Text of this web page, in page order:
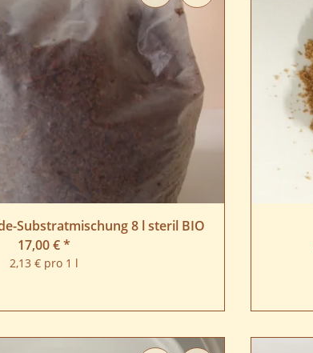
Substratmischung 8 l steril BIO
17,00 €*
2,13 € pro 1 l